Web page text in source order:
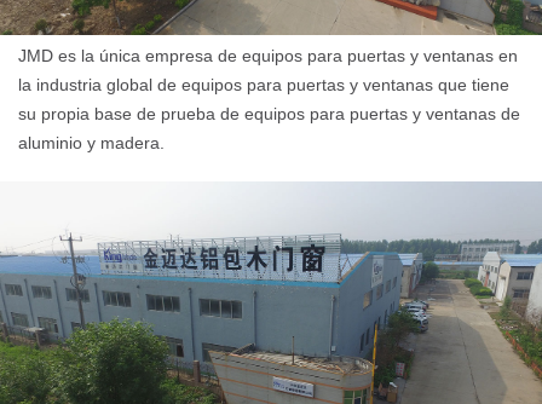
JMD es la única empresa de equipos para puertas y ventanas en
la industria global de equipos para puertas y ventanas que tiene
su propia base de prueba de equipos para puertas y ventanas de
aluminio y madera.